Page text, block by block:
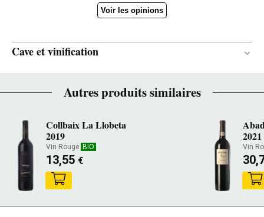
Voir les opinions
Cave et vinification
ÂGE DES BARRIQUES
TYPE DE BOIS
Autres produits similaires
Collbaix La Llobeta
2019
Vin Rouge BIO
13,55 €
2021
Vin